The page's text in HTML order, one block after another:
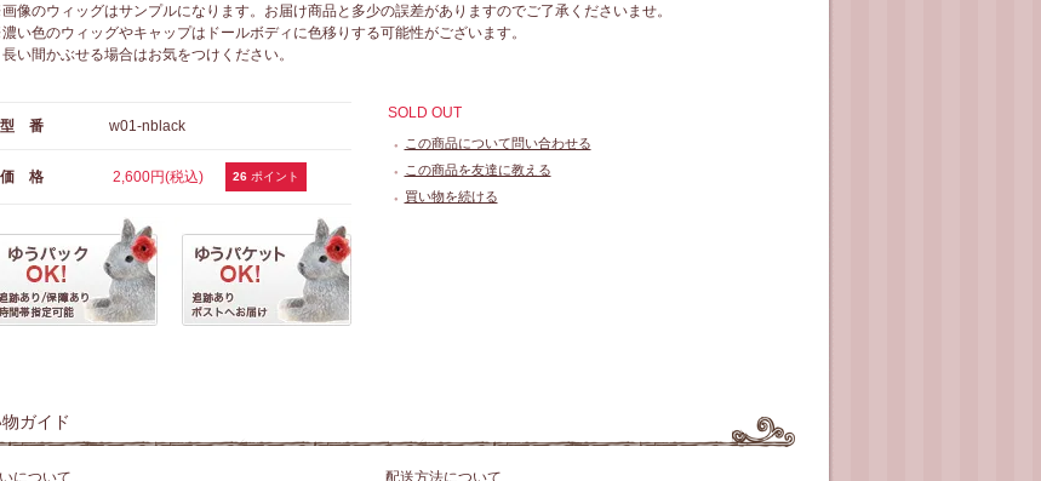
像のウィッグはサンプルになります。お届け商品と多少の誤差がありますのでご了承くださいませ。
い色のウィッグやキャップはドールボディに色移りする可能性がございます。
い間かぶせる場合はお気をつけください。
型 番 w01-nblack
価 格 2,600円(税込) 26ポイント
SOLD OUT
● この商品について問い合わせる
● この商品を友達に教える
● 買い物を続ける
ガイド
について 配送方法について